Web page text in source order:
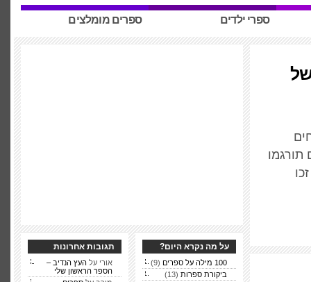
שאלימר הליצן – סלמאן רושדי
תגובה אחת ספרי ילדים ספרים מומלצים
של
תורגמו
על מה נקרא היום?
100 מילה על ספרים
(9)
ביקורת ספרות (13)
תגובות אחרונות
אורי על העץ הנדיב –
הספר הראשון שלי